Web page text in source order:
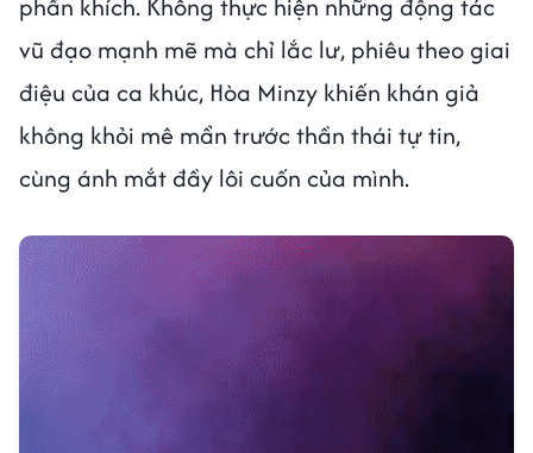
vũ đạo mạnh mẽ mà chỉ lắc lư, phiêu theo giai
điệu của ca khúc, Hòa Minzy khiến khán giả
không khỏi mê mẩn trước thần thái tự tin,
cùng ánh mắt đầy lôi cuốn của mình.